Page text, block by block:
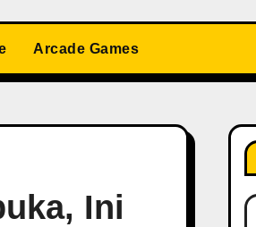
Arcade Games
Ini